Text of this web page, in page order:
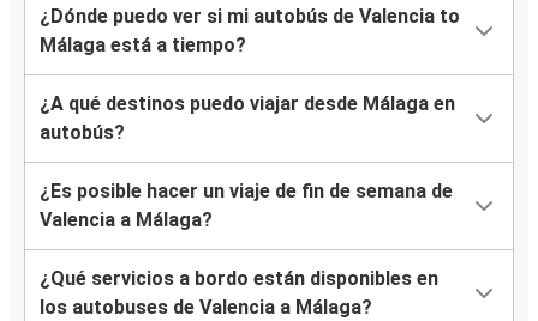
¿Dónde puedo ver si mi autobús de Valencia to
Málaga está a tiempo?
¿A qué destinos puedo viajar desde Málaga en
autobús?
¿Es posible hacer un viaje de fin de semana de
Valencia a Málaga?
¿Qué servicios a bordo están disponibles en
los autobuses de Valencia a Málaga?